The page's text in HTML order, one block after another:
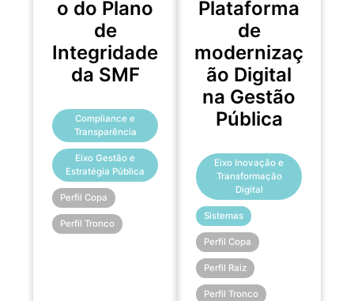
o do Plano
de
Integridade
da SMF
Compliance e
Transparência
Eixo Gestão e
Estratégia Pública
Perfil Copa
Perfil Tronco
Plataforma
de
modernizaç
ão Digital
na Gestão
Pública
Eixo Inovação e
Transformação
Digital
Sistemas
Perfil Copa
Perfil Raiz
Perfil Tronco